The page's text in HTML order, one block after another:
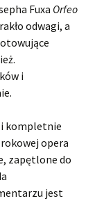
Fuxa Orfeo
odwagi, a
i
kompletnie
opera
zapętlone do
jest